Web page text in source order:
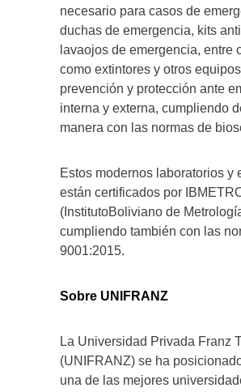
necesario para casos de
duchas de emergencia, kits
lavaojos de emergencia, entre
como extintores y otros
prevención y protección ante
interna y externa, cumpliendo
manera con las normas de
Estos modernos laboratorios y
están certificados por
(InstitutoBoliviano de
cumpliendo también con las
9001:2015.
Sobre UNIFRANZ
La Universidad Privada Franz
(UNIFRANZ) se ha
una de las mejores